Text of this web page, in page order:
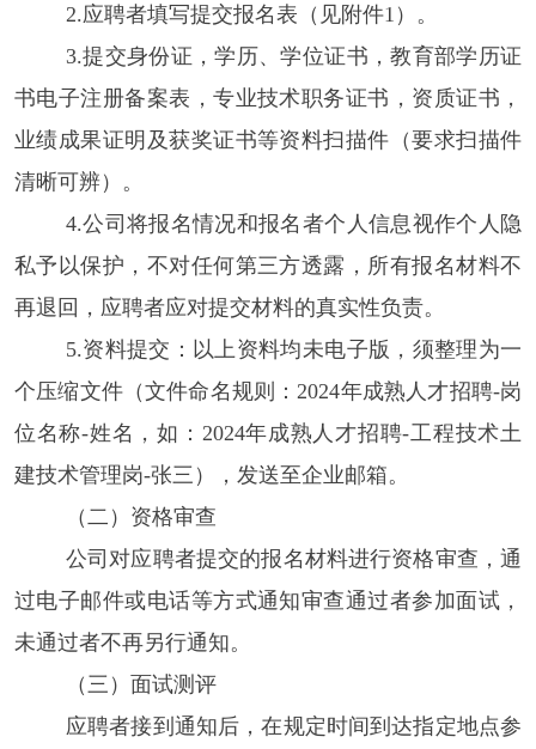
2.应聘者填写提交报名表（见附件1）。
3.提交身份证，学历、学位证书，教育部学历证
书电子注册备案表，专业技术职务证书，资质证书，
业绩成果证明及获奖证书等资料扫描件（要求扫描件
清晰可辨）。
4.公司将报名情况和报名者个人信息视作个人隐
私予以保护，不对任何第三方透露，所有报名材料不
再退回，应聘者应对提交材料的真实性负责。
5.资料提交：以上资料均未电子版，须整理为一
个压缩文件（文件命名规则：2024年成熟人才招聘-岗
位名称-姓名，如：2024年成熟人才招聘-工程技术土
建技术管理岗-张三），发送至企业邮箱。
（二）资格审查
公司对应聘者提交的报名材料进行资格审查，通
过电子邮件或电话等方式通知审查通过者参加面试，
未通过者不再另行通知。
（三）面试测评
应聘者接到通知后，在规定时间到达指定地点参